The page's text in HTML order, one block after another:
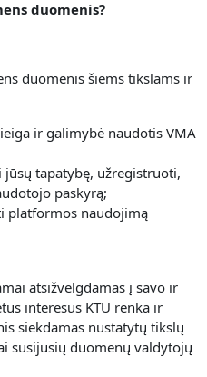
duomenis?
duomenis šiems tikslams ir
ir galimybė naudotis VMA
tapatybę, užregistruoti,
paskyrą;
platformos naudojimą
atsižvelgdamas į savo ir
interesus KTU renka ir
siekdamas nustatytų tikslų
susijusių duomenų valdytojų